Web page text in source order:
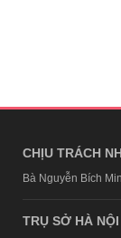
CHỊU TRÁCH
Bà Nguyễn Bích
TRỤ SỞ HÀ NỘI